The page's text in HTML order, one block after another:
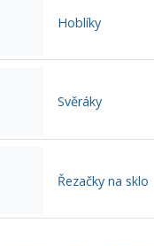
Hoblíky
Svěráky
Řezačky na sklo